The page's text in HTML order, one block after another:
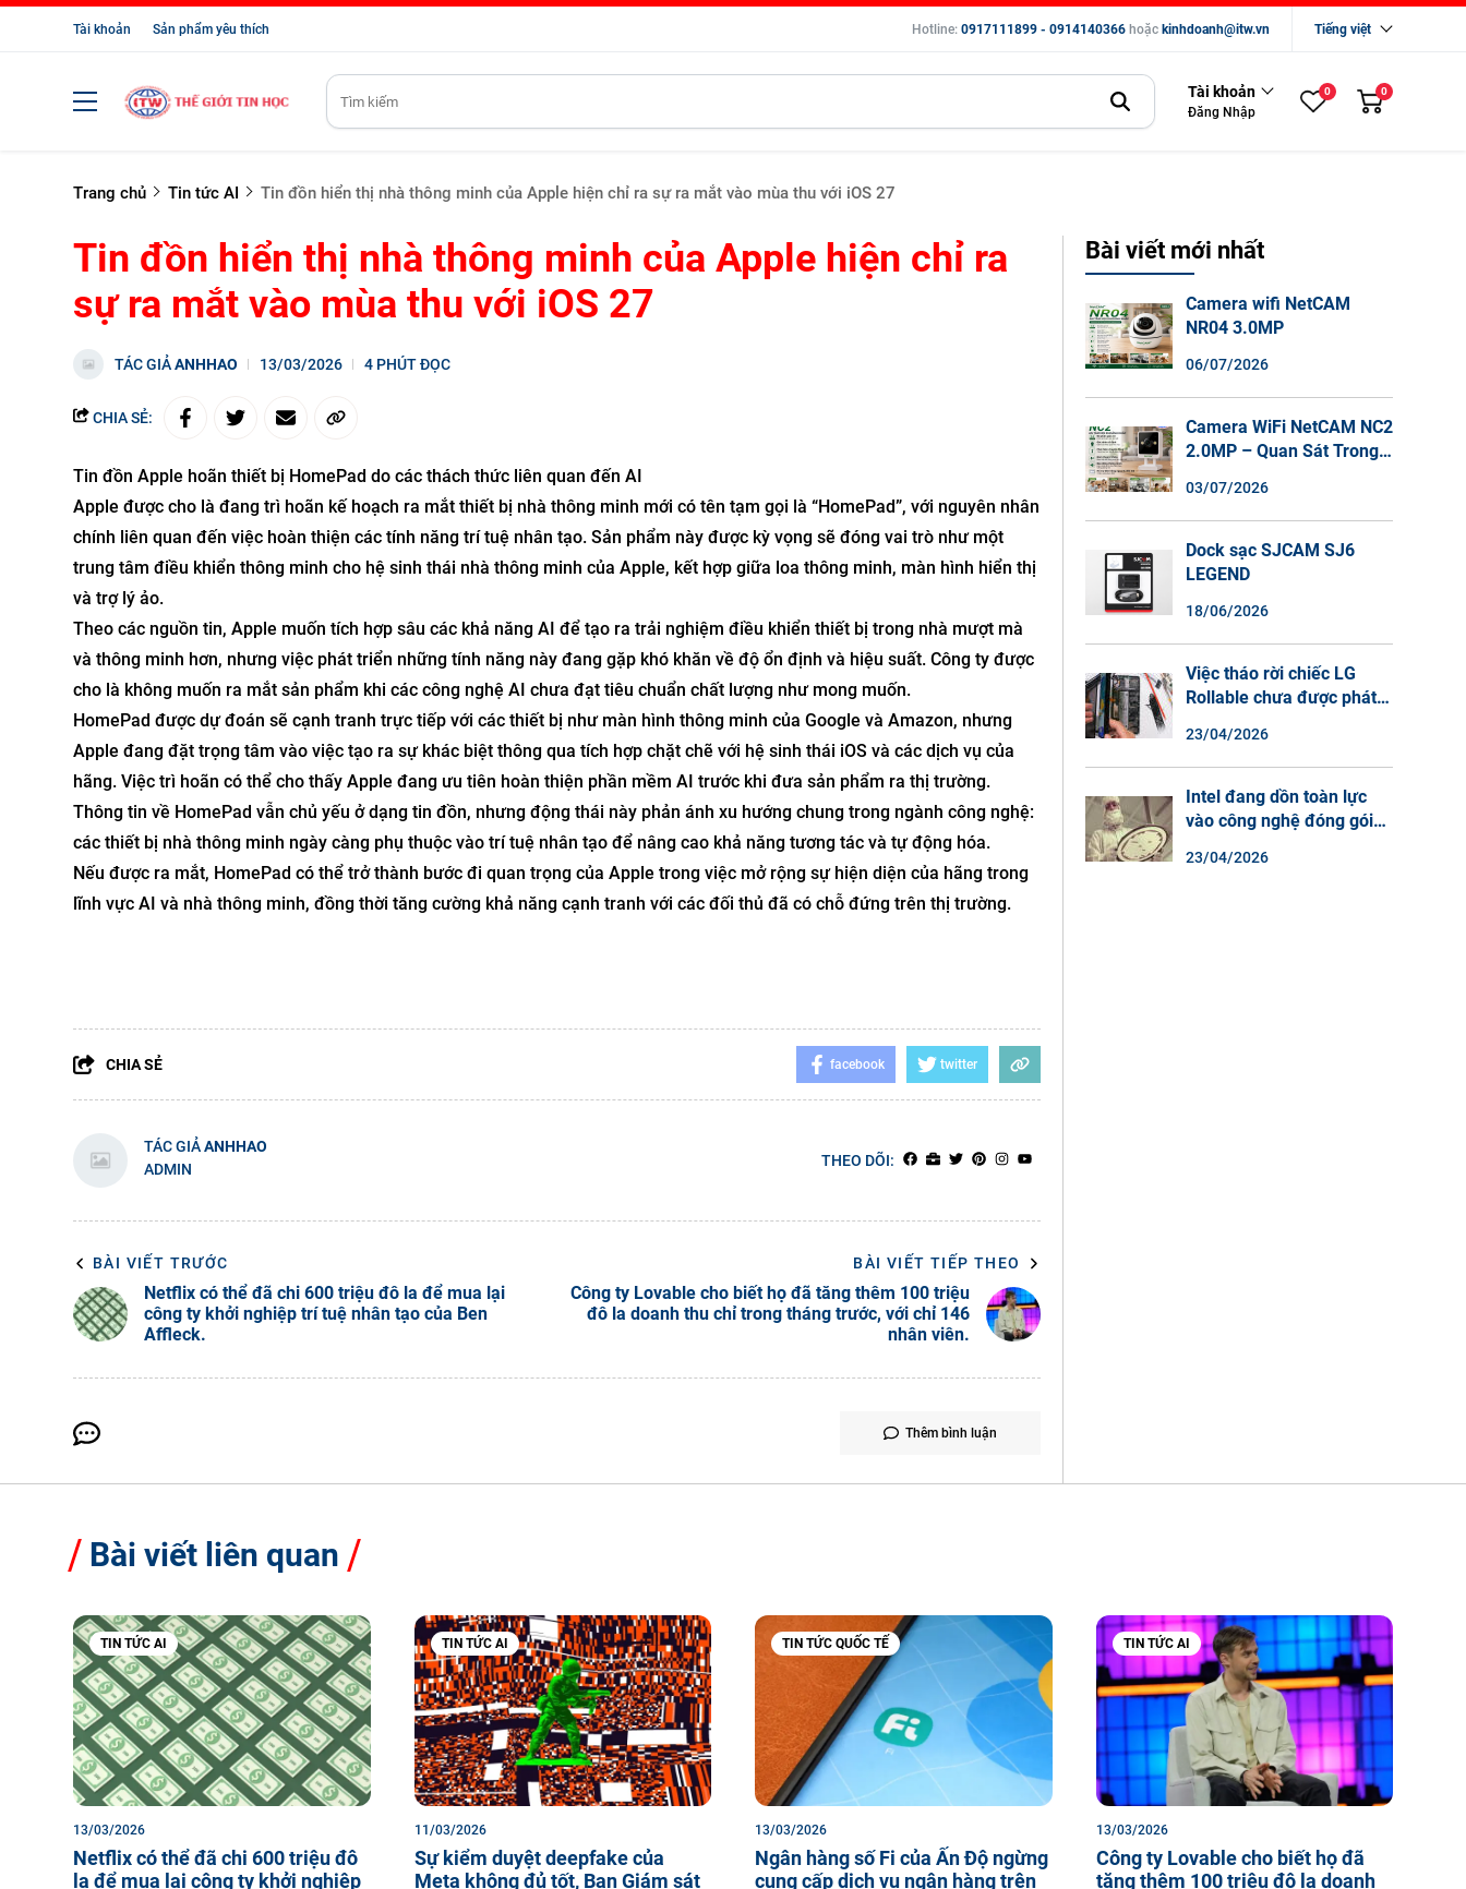
Tài khoản Sản phẩm yêu thích Hotline: 0917111899 - 0914140366 hoặc kinhdoanh@itw.vn Tiếng việt
Tài khoản
Đăng Nhập
0 0
Trang chủ Tin tức AI Tin đồn hiển thị nhà thông minh của Apple hiện chỉ ra sự ra mắt vào mùa thu với iOS 27
Tin đồn hiển thị nhà thông minh của Apple hiện chỉ ra
sự ra mắt vào mùa thu với iOS 27
TÁC GIẢANHHAO 13/03/2026 4 PHÚT ĐỌC
CHIA SẺ:
Tin đồn Apple hoãn thiết bị HomePad do các thách thức liên quan đến AI
Apple được cho là đang trì hoãn kế hoạch ra mắt thiết bị nhà thông minh mới có tên tạm gọi là “HomePad”, với nguyên nhân
chính liên quan đến việc hoàn thiện các tính năng trí tuệ nhân tạo. Sản phẩm này được kỳ vọng sẽ đóng vai trò như một
trung tâm điều khiển thông minh cho hệ sinh thái nhà thông minh của Apple, kết hợp giữa loa thông minh, màn hình hiển thị
và trợ lý ảo.
Theo các nguồn tin, Apple muốn tích hợp sâu các khả năng AI để tạo ra trải nghiệm điều khiển thiết bị trong nhà mượt mà
và thông minh hơn, nhưng việc phát triển những tính năng này đang gặp khó khăn về độ ổn định và hiệu suất. Công ty được
cho là không muốn ra mắt sản phẩm khi các công nghệ AI chưa đạt tiêu chuẩn chất lượng như mong muốn.
HomePad được dự đoán sẽ cạnh tranh trực tiếp với các thiết bị như màn hình thông minh của Google và Amazon, nhưng
Apple đang đặt trọng tâm vào việc tạo ra sự khác biệt thông qua tích hợp chặt chẽ với hệ sinh thái iOS và các dịch vụ của
hãng. Việc trì hoãn có thể cho thấy Apple đang ưu tiên hoàn thiện phần mềm AI trước khi đưa sản phẩm ra thị trường.
Thông tin về HomePad vẫn chủ yếu ở dạng tin đồn, nhưng động thái này phản ánh xu hướng chung trong ngành công nghệ:
các thiết bị nhà thông minh ngày càng phụ thuộc vào trí tuệ nhân tạo để nâng cao khả năng tương tác và tự động hóa.
Nếu được ra mắt, HomePad có thể trở thành bước đi quan trọng của Apple trong việc mở rộng sự hiện diện của hãng trong
lĩnh vực AI và nhà thông minh, đồng thời tăng cường khả năng cạnh tranh với các đối thủ đã có chỗ đứng trên thị trường.
CHIA SẺ facebook twitter
TÁC GIẢANHHAO
ADMIN
THEO DÕI:
BÀI VIẾT TRƯỚC
Netflix có thể đã chi 600 triệu đô la để mua lại
công ty khởi nghiệp trí tuệ nhân tạo của Ben
Affleck.
BÀI VIẾT TIẾP THEO
Công ty Lovable cho biết họ đã tăng thêm 100 triệu
đô la doanh thu chỉ trong tháng trước, với chỉ 146
nhân viên.
Thêm bình luận
Bài viết mới nhất
Camera wifi NetCAM
NR04 3.0MP
06/07/2026
Camera WiFi NetCAM NC2
2.0MP – Quan Sát Trong
Màu Ban Đêm, Đàm Thoại
2 Chiều
03/07/2026
Dock sạc SJCAM SJ6
LEGEND
18/06/2026
Việc tháo rời chiếc LG
Rollable chưa được phát
sao điện thoại màn hình
cuộn không phải là một xu
hướng.
23/04/2026
Intel đang dồn toàn lực
vào công nghệ đóng gói
23/04/2026
Bài viết liên quan
TIN TỨC AI
13/03/2026
Netflix có thể đã chi 600 triệu đô
la để mua lại công ty khởi nghiệp
TIN TỨC AI
11/03/2026
Sự kiểm duyệt deepfake của
Meta không đủ tốt, Ban Giám sát
TIN TỨC QUỐC TẾ
13/03/2026
Ngân hàng số Fi của Ấn Độ ngừng
cung cấp dịch vụ ngân hàng trên
TIN TỨC AI
13/03/2026
Công ty Lovable cho biết họ đã
tăng thêm 100 triệu đô la doanh